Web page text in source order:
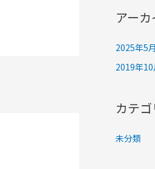
アー
2025年5月
2019年10
カテ
未分類